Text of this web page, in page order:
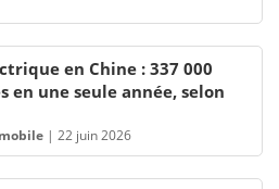
en Chine : 337 000
en une seule année, selon
| 22 juin 2026